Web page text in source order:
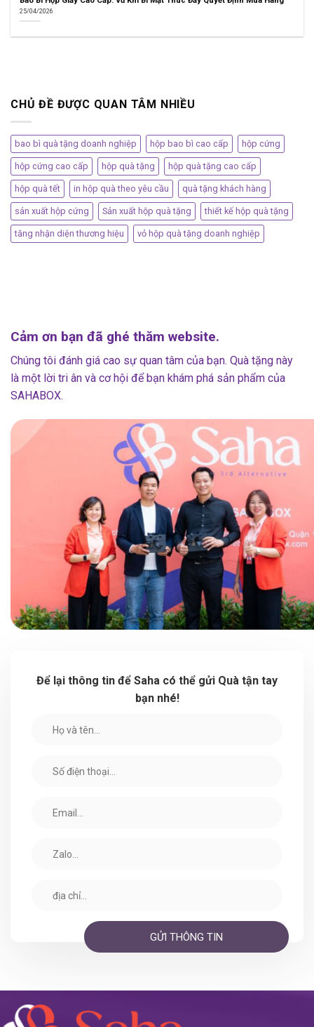
25/04/2026
CHỦ ĐỀ ĐƯỢC QUAN TÂM NHIỀU
bao bì quà tặng doanh nghiệp hộp bao bì cao cấp hộp cứng
hộp cứng cao cấp hộp quà tặng hộp quà tặng cao cấp
hộp quà tết in hộp quà theo yêu cầu quà tặng khách hàng
sản xuất hộp cứng Sản xuất hộp quà tặng thiết kế hộp quà tặng
tăng nhận diện thương hiệu vỏ hộp quà tặng doanh nghiệp
Cảm ơn bạn đã ghé thăm website.
Chúng tôi đánh giá cao sự quan tâm của bạn. Quà tặng này
là một lời tri ân và cơ hội để bạn khám phá sản phẩm của
SAHABOX.
Để lại thông tin để Saha có thể gửi Quà tận tay
bạn nhé!